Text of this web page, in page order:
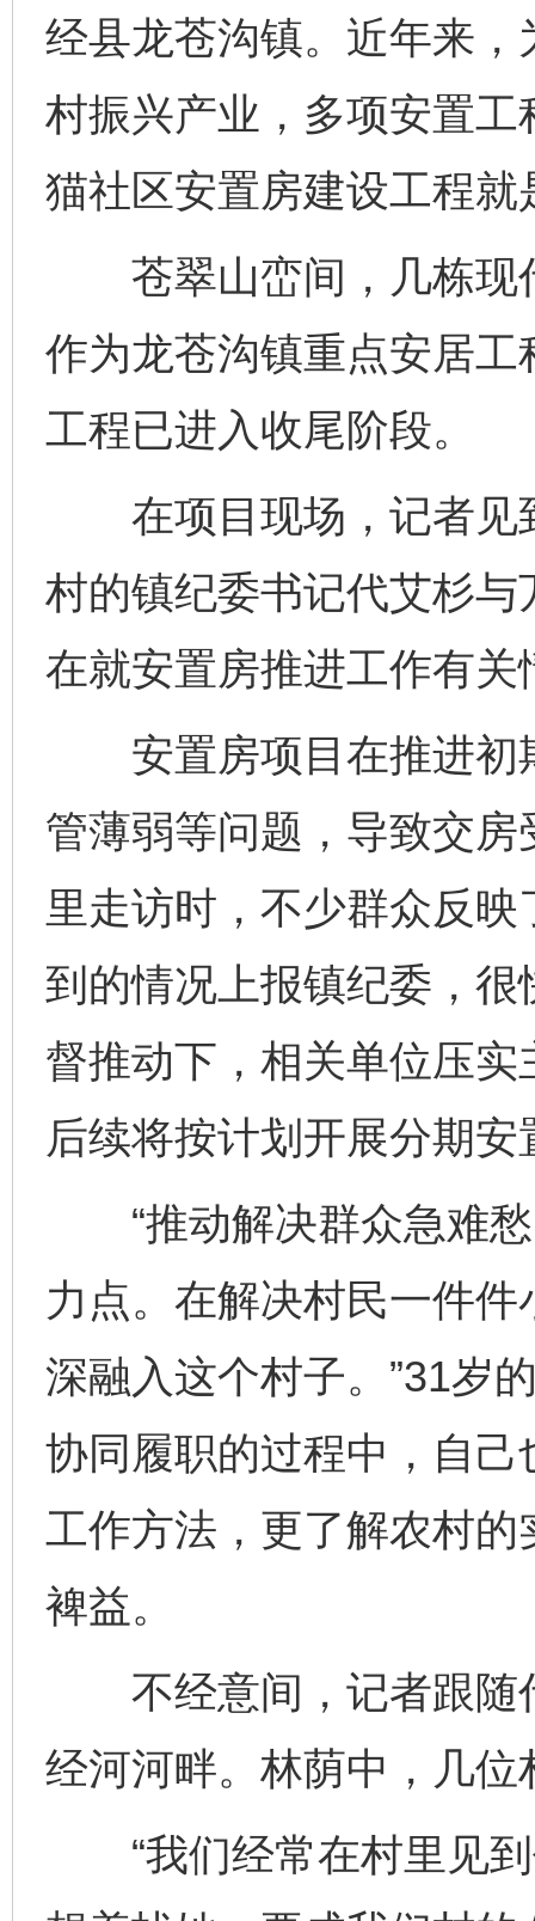
经县龙苍沟镇。近年来
村振兴产业，多项安置
猫社区安置房建设工程就
苍翠山峦间，几栋现
作为龙苍沟镇重点安居
工程已进入收尾阶段。
在项目现场，记者见
村的镇纪委书记代艾杉
在就安置房推进工作有
安置房项目在推进初
管薄弱等问题，导致交
里走访时，不少群众反
到的情况上报镇纪委，
督推动下，相关单位压
后续将按计划开展分期安
“推动解决群众急难愁
力点。在解决村民一件
深融入这个村子。”31岁
协同履职的过程中，自
工作方法，更了解农村
裨益。
不经意间，记者跟随
经河河畔。林荫中，几
“我们经常在村里见到